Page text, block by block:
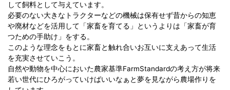
して飼料として与えています。
必要のない大きなトラクターなどの機械は保有せず昔からの知恵
や廃材などを活用して「家畜を育てる」というよりは「家畜が育
つための手助け」をする。
このような理念をもとに家畜と触れ合いお互いに支えあって生活
を充実させていこう。
自然や動物を中心においた農家基準FarmStandardの考え方が将来
若い世代にひろがっていけばいいなぁと夢を見ながら農場作りを